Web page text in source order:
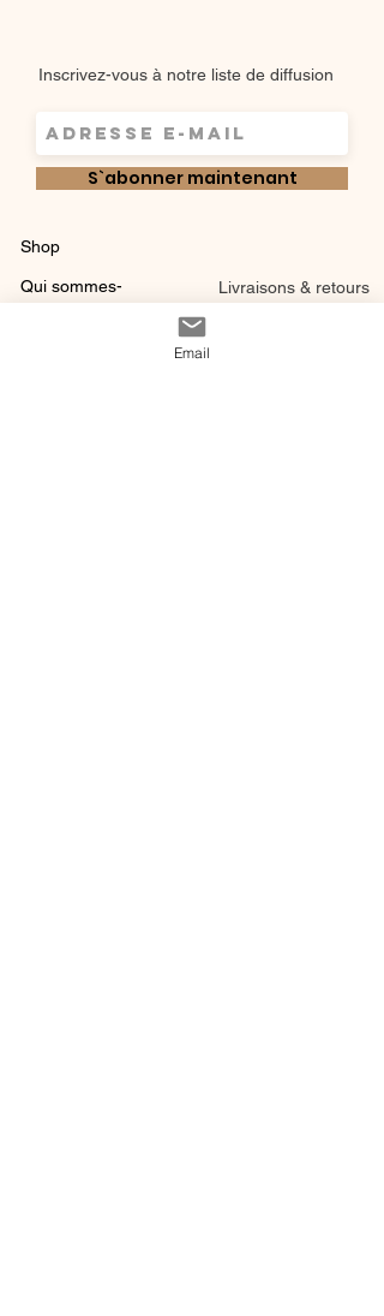
Inscrivez-vous à notre liste de diffusion
S`abonner maintenant
Shop
Qui sommes-
instagram
Livraisons & retours
Email